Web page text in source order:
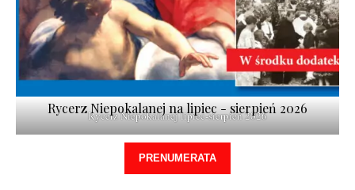
Rycerz Niepokalanej lipiec-sierpień 2026
Rycerz Niepokalanej na lipiec - sierpień 2026
PRENUMERATA